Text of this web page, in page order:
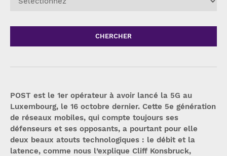
POST est le 1er opérateur à avoir lancé la 5G au
Luxembourg, le 16 octobre dernier. Cette 5e génération
de réseaux mobiles, qui compte toujours ses
défenseurs et ses opposants, a pourtant pour elle
deux beaux atouts technologiques : le débit et la
latence, comme nous l’explique Cliff Konsbruck,
CHERCHER